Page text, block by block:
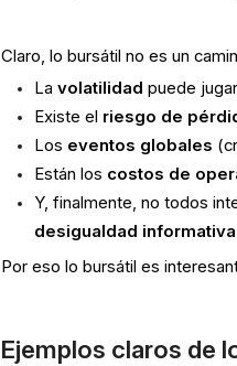
Claro, lo bursátil no es un
Lavolatilidad puede
Existe el riesgo de
Los eventos globales
Están los costos de
Y, finalmente, no todos
desigualdad informativa
Por eso lo bursátil es
Ejemplos claros de